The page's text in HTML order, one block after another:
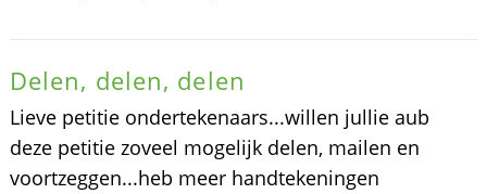
Delen, delen, delen
Lieve petitie ondertekenaars...willen jullie aub
deze petitie zoveel mogelijk delen, mailen en
voortzeggen...heb meer handtekeningen